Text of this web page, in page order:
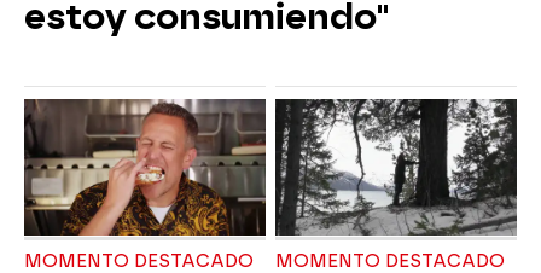
estoy consumiendo"
MOMENTO DESTACADO MOMENTO DESTACADO